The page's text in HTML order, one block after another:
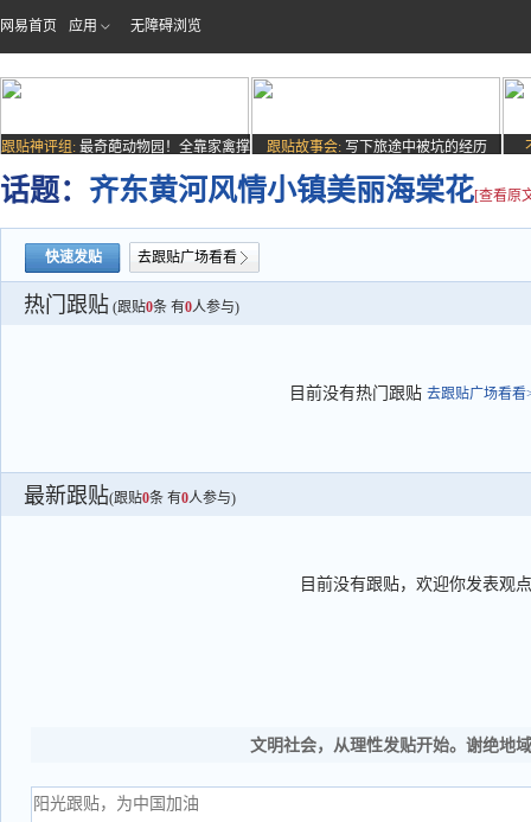
网易首页 应用 无障碍浏览
跟贴神评组: 最奇葩动物园！全靠家禽撑
场子
跟贴故事会: 写下旅途中被坑的经历
话题： 齐东黄河风情小镇美丽海棠花[查看原
快速发贴 去跟贴广场看看
热门跟贴 (跟贴0条 有0人参与)
目前没有热门跟贴 去跟贴广场看看
最新跟贴(跟贴0条 有0人参与)
目前没有跟贴，欢迎你发表观点
文明社会，从理性发贴开始。谢绝地